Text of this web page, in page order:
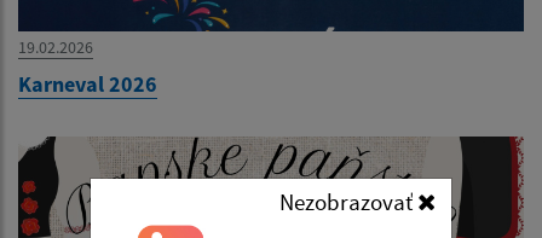
Nezobrazovať
19.02.2026
Karneval 2026